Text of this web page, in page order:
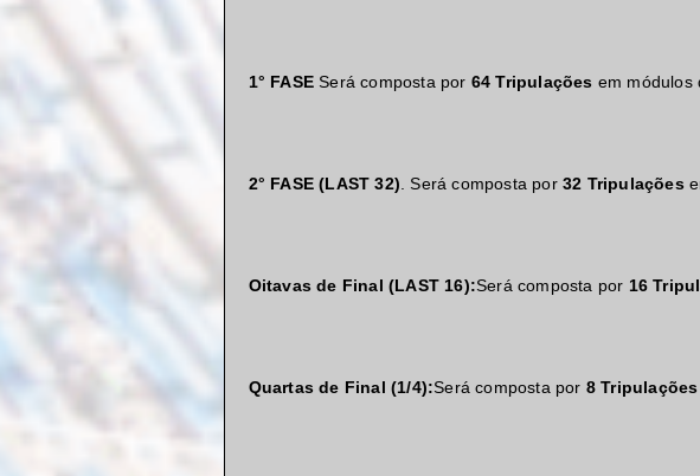
1° FASESerá composta por 64 Tripulações em módulos
2° FASE (LAST 32) . Será composta por 32 Tripulações
Oitavas de Final (LAST 16):Será composta por 16
Quartas de Final (1/4):Será composta por 8 Tripulações